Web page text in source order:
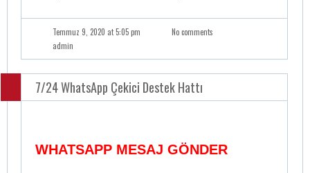
Temmuz 9, 2020 at 5:05 pm
No comments
admin
7/24 WhatsApp Çekici Destek Hattı
WHATSAPP MESAJ GÖNDER